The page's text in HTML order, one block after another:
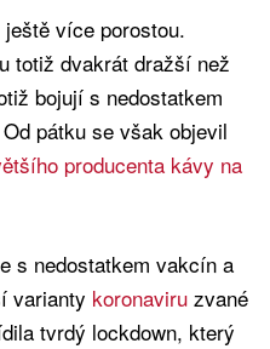
více porostou.
totiž dvakrát dražší než
bojují s nedostatkem
pátku se však objevil
producenta kávy na
s nedostatkem vakcín a
varianty koronaviru zvané
tvrdý lockdown, který